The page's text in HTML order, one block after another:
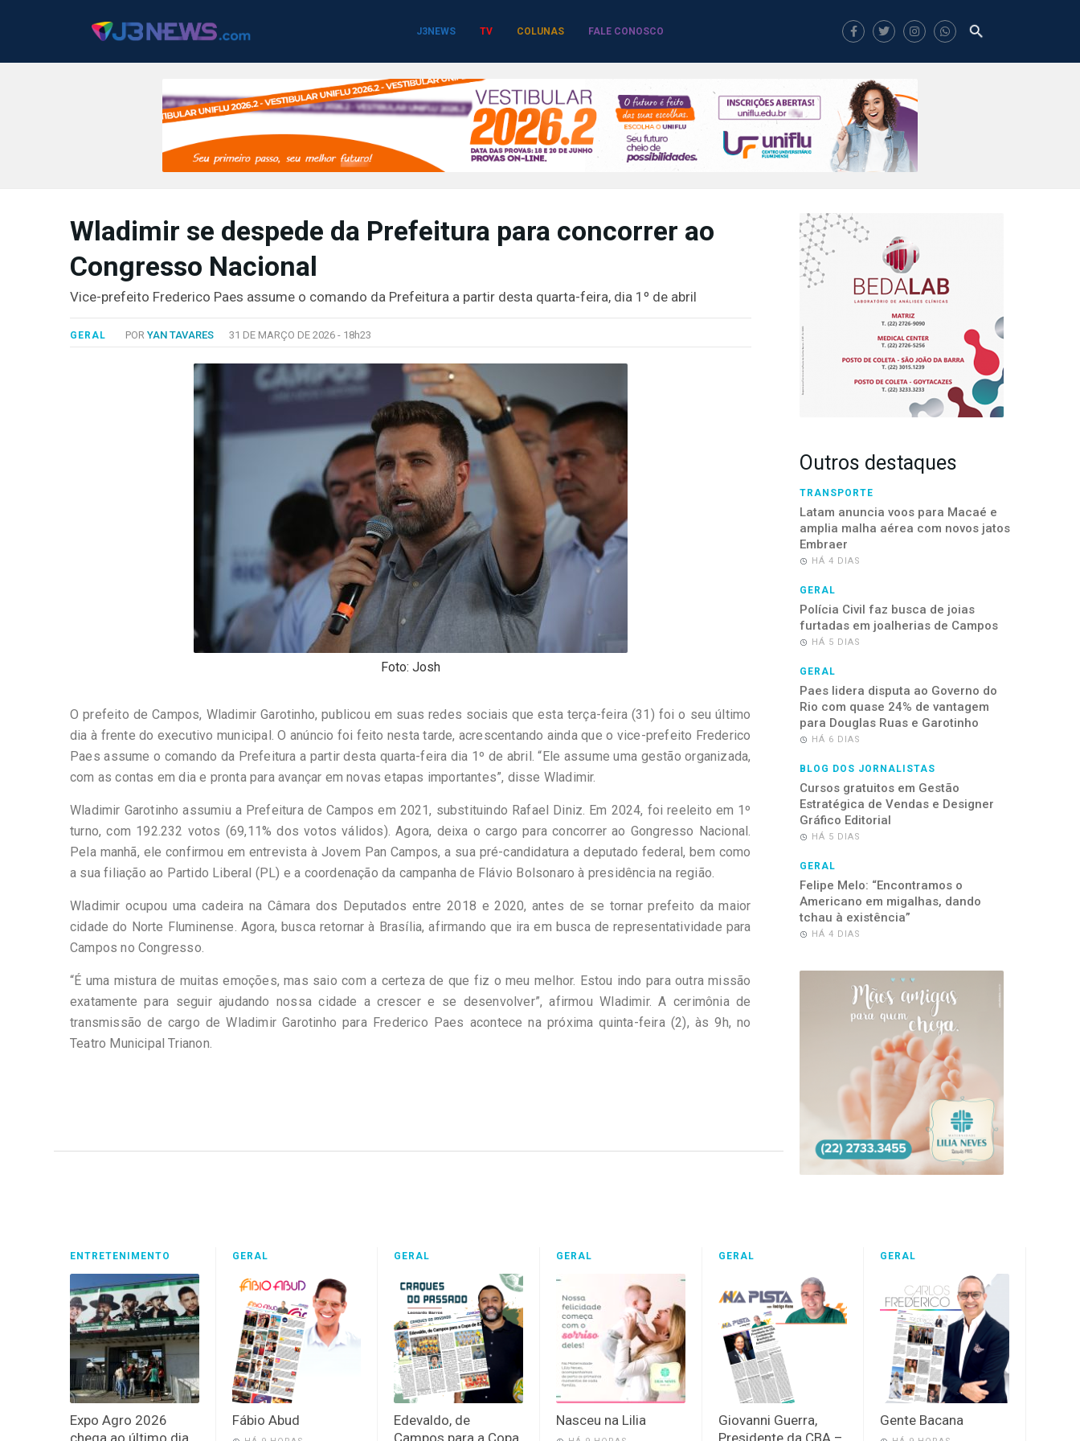
J3NEWS TV COLUNAS FALE CONOSCO
Wladimir se despede da Prefeitura para concorrer ao
Congresso Nacional
Vice-prefeito Frederico Paes assume o comando da Prefeitura a partir desta quarta-feira, dia 1º de abril
GERAL POR YAN TAVARES 31 DE MARÇO DE 2026 - 18h23
Foto: Josh
O prefeito de Campos, Wladimir Garotinho, publicou em suas redes sociais que esta terça-feira (31) foi o seu último
dia à frente do executivo municipal. O anúncio foi feito nesta tarde, acrescentando ainda que o vice-prefeito Frederico
Paes assume o comando da Prefeitura a partir desta quarta-feira dia 1º de abril. “Ele assume uma gestão organizada,
com as contas em dia e pronta para avançar em novas etapas importantes”, disse Wladimir.
Wladimir Garotinho assumiu a Prefeitura de Campos em 2021, substituindo Rafael Diniz. Em 2024, foi reeleito em 1º
turno, com 192.232 votos (69,11% dos votos válidos). Agora, deixa o cargo para concorrer ao Gongresso Nacional.
Pela manhã, ele confirmou em entrevista à Jovem Pan Campos, a sua pré-candidatura a deputado federal, bem como
a sua filiação ao Partido Liberal (PL) e a coordenação da campanha de Flávio Bolsonaro à presidência na região.
Wladimir ocupou uma cadeira na Câmara dos Deputados entre 2018 e 2020, antes de se tornar prefeito da maior
cidade do Norte Fluminense. Agora, busca retornar à Brasília, afirmando que ira em busca de representatividade para
Campos no Congresso.
“É uma mistura de muitas emoções, mas saio com a certeza de que fiz o meu melhor. Estou indo para outra missão
exatamente para seguir ajudando nossa cidade a crescer e se desenvolver”, afirmou Wladimir. A cerimônia de
transmissão de cargo de Wladimir Garotinho para Frederico Paes acontece na próxima quinta-feira (2), às 9h, no
Teatro Municipal Trianon.
Outros destaques
TRANSPORTE
Latam anuncia voos para Macaé e
amplia malha aérea com novos jatos
Embraer
HÁ 4 DIAS
GERAL
Polícia Civil faz busca de joias
furtadas em joalherias de Campos
HÁ 5 DIAS
GERAL
Paes lidera disputa ao Governo do
Rio com quase 24% de vantagem
para Douglas Ruas e Garotinho
HÁ 6 DIAS
BLOG DOS JORNALISTAS
Cursos gratuitos em Gestão
Estratégica de Vendas e Designer
Gráfico Editorial
HÁ 5 DIAS
GERAL
Felipe Melo: “Encontramos o
Americano em migalhas, dando
tchau à existência”
HÁ 4 DIAS
ENTRETENIMENTO
Expo Agro 2026
GERAL
Fábio Abud
GERAL
Edevaldo, de
GERAL
Nasceu na Lilia
GERAL
Giovanni Guerra,
GERAL
Gente Bacana